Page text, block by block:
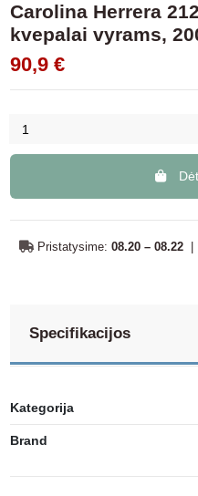
Carolina Herrera
kvepalai vyrams,
90,9 €
Pristatysime: 08.20 – 08.22 |
Specifikacijos
Kategorija
Brand